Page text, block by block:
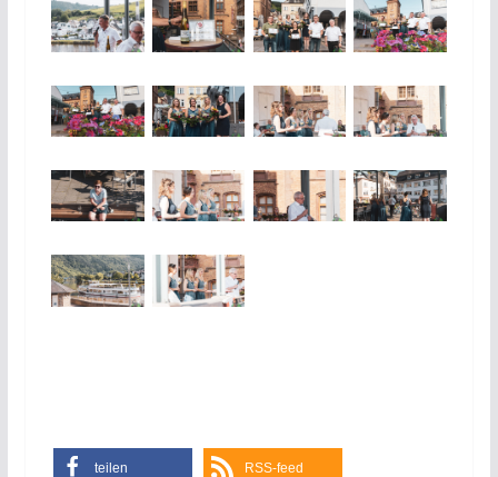
teilen RSS-feed